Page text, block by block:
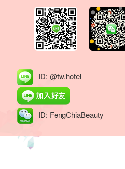
ID: @tw.hotel
ID: FengChiaBeauty